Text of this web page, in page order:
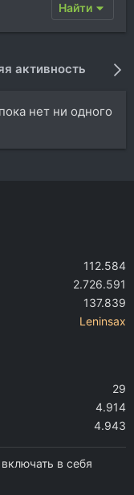
Найти
активность
нет ни одного
112.584
2.726.591
137.839
Leninsax
29
4.914
4.943
в себя